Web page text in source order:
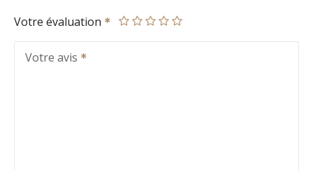
Votre évaluation
Votre avis